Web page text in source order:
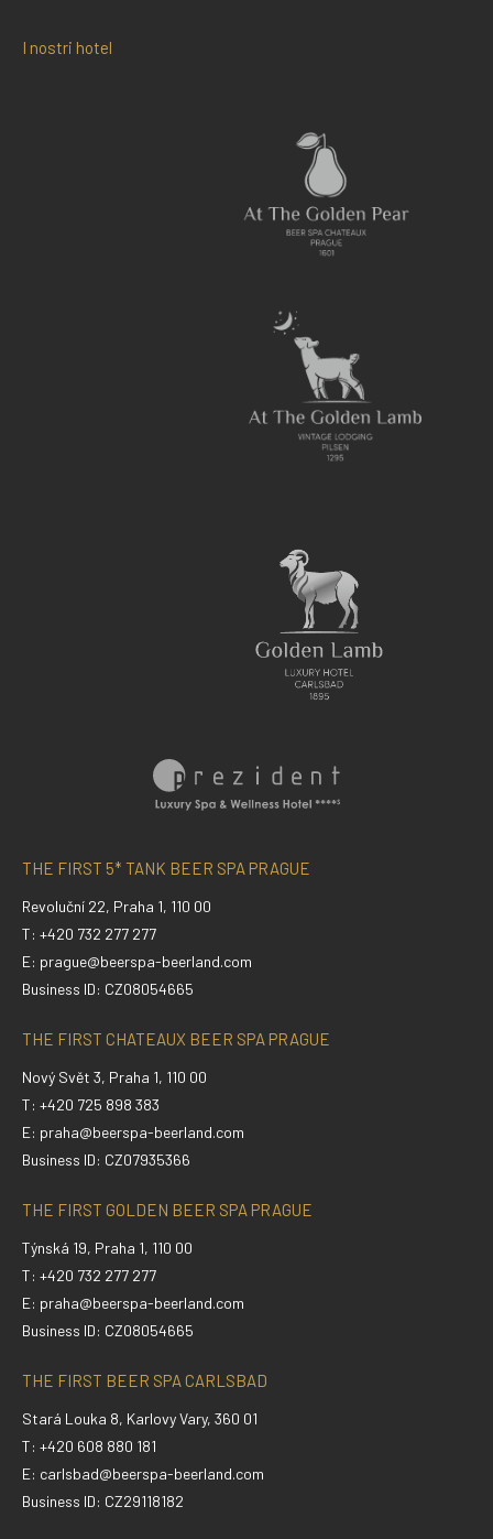
I nostri hotel
THE FIRST 5* TANK BEER SPA PRAGUE
Revoluční 22, Praha 1, 110 00
T: +420 732 277 277
E: prague@beerspa-beerland.com
Business ID: CZ08054665
THE FIRST CHATEAUX BEER SPA PRAGUE
Nový Svět 3, Praha 1, 110 00
T: +420 725 898 383
E: praha@beerspa-beerland.com
Business ID: CZ07935366
THE FIRST GOLDEN BEER SPA PRAGUE
Týnská 19, Praha 1, 110 00
T: +420 732 277 277
E: praha@beerspa-beerland.com
Business ID: CZ08054665
THE FIRST BEER SPA CARLSBAD
Stará Louka 8, Karlovy Vary, 360 01
T: +420 608 880 181
E: carlsbad@beerspa-beerland.com
Business ID: CZ29118182